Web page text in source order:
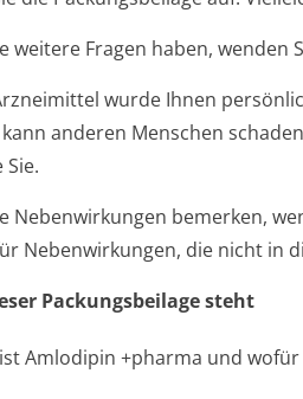
weitere Fragen haben,
wurde Ihnen
anderen Menschen
Sie.
Nebenwirkungen bemerken,
Nebenwirkungen, die nicht in
Packungsbeilage steht
Amlodipin +pharma und